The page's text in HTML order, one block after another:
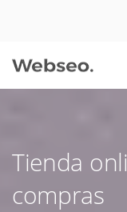
Tienda
compras